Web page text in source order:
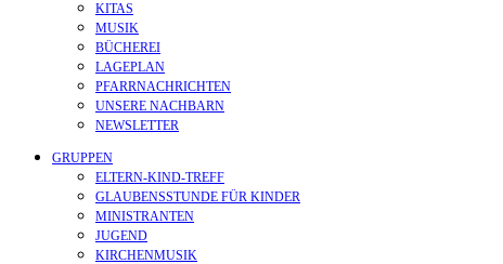
KITAS
MUSIK
BÜCHEREI
LAGEPLAN
PFARRNACHRICHTEN
UNSERE NACHBARN
NEWSLETTER
GRUPPEN
ELTERN-KIND-TREFF
GLAUBENSSTUNDE FÜR KINDER
MINISTRANTEN
JUGEND
KIRCHENMUSIK